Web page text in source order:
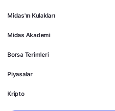
Midas'ın Kulakları
Midas Akademi
Borsa Terimleri
Piyasalar
Kripto